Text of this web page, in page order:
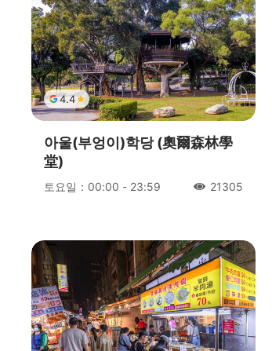
빠더 피탕(팔덕 비당) 자연생태공원 츠후능묘
허우츠후(후자호수) 쟈오반산 싱관
신 시커우 출렁다리 샤오우라이 텐콩보도
라라산 거목군락
4.4
아울(부엉이)학당 (奧爾森林學
堂)
토요일：00:00 - 23:59 人氣21305